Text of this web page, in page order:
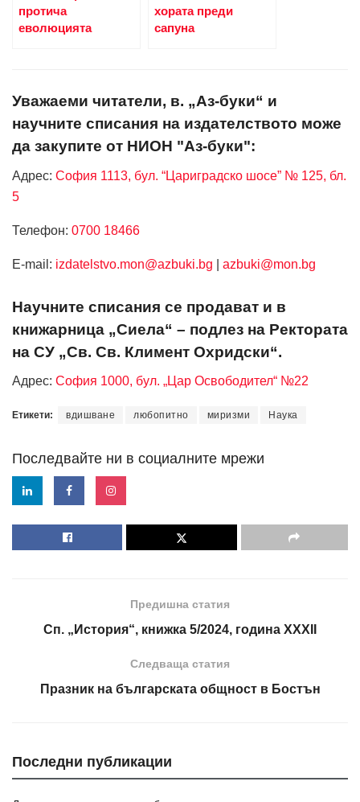
протича
еволюцията
хората преди
сапуна
Уважаеми читатели, в. „Аз-буки“ и
научните списания на издателството може
да закупите от НИОН "Аз-буки":
Адрес: София 1113, бул. “Цариградско шосе” № 125, бл.
5
Телефон: 0700 18466
Е-mail: izdatelstvo.mon@azbuki.bg azbuki@mon.bg
Научните списания се продават и в
книжарница „Сиела“ – подлез на Ректората
на СУ „Св. Св. Климент Охридски“.
Адрес: София 1000, бул. „Цар Освободител“ №22
Етикети: вдишване любопитно миризми Наука
Последвайте ни в социалните мрежи
Предишна статия
Сп. „История“, книжка 5/2024, година XXXII
Следваща статия
Празник на българската общност в Бостън
Последни публикации